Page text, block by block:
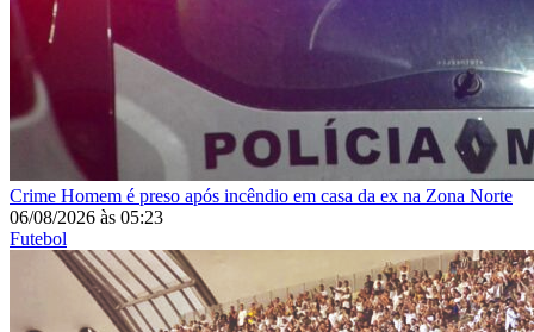
Crime Homem é preso após incêndio em casa da ex na Zona Norte
06/08/2026 às 05:23
Futebol